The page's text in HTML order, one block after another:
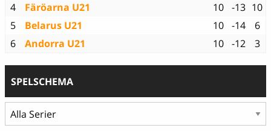
4
Färöarna U21 10 -13 10
5
Belarus U21 10 -14
6
6
Andorra U21 10 -12 3
SPELSCHEMA